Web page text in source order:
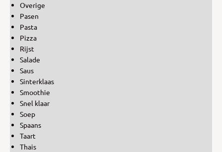
Overige
Pasen
Pasta
Pizza
Rijst
Salade
Saus
Sinterklaas
Smoothie
Snel klaar
Soep
Spaans
Taart
Thais